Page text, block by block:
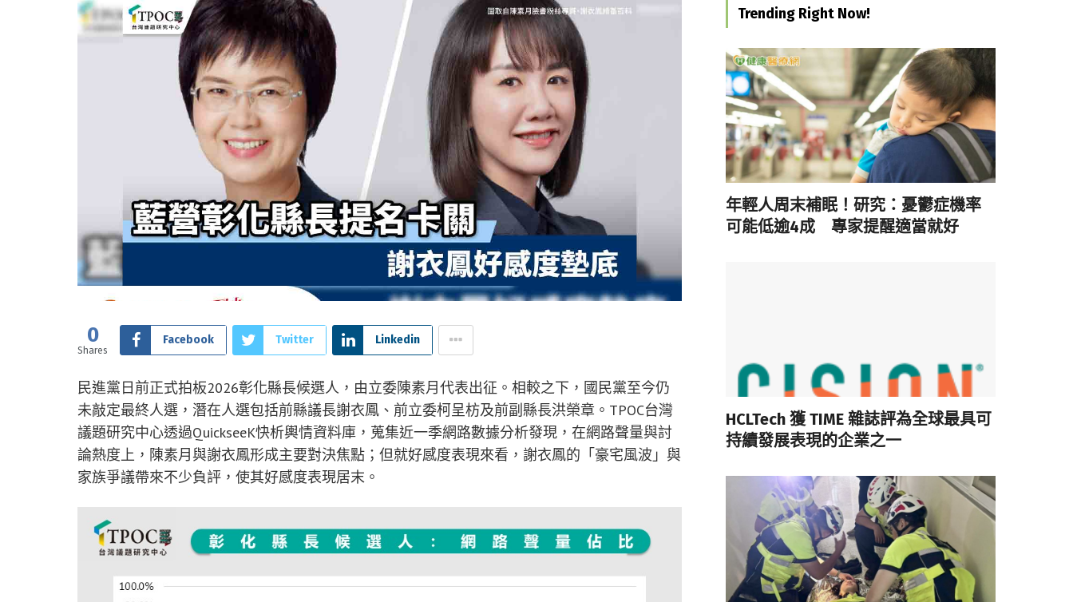
0
Shares
Facebook Twitter Linkedin
民進黨日前正式拍板2026彰化縣長候選人，由立委陳素月代表出征。相較之下，國民黨至今仍
未敲定最終人選，潛在人選包括前縣議長謝衣鳳、前立委柯呈枋及前副縣長洪榮章。TPOC台灣
議題研究中心透過QuickseeK快析輿情資料庫，蒐集近一季網路數據分析發現，在網路聲量與討
論熱度上，陳素月與謝衣鳳形成主要對決焦點；但就好感度表現來看，謝衣鳳的「豪宅風波」與
家族爭議帶來不少負評，使其好感度表現居末。
Trending Right Now!
年輕人周末補眠！研究：憂鬱症機率
可能低逾4成 專家提醒適當就好
HCLTech 獲 TIME 雜誌評為全球最具可
持續發展表現的企業之一